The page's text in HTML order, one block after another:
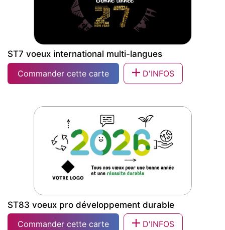
ST7 voeux international multi-langues
Commander cette carte
D'INFOS
ST83 voeux pro développement durable
Commander cette carte
D'INFOS